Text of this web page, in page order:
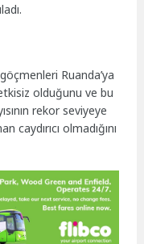
Ruanda’ya
olduğunu ve bu
rekor seviyeye
caydırıcı olmadığını